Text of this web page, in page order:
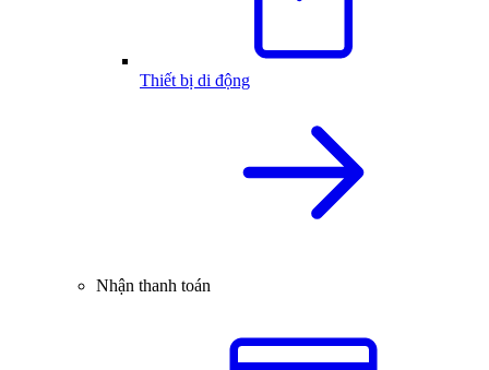
Thiết bị di động
Nhận thanh toán